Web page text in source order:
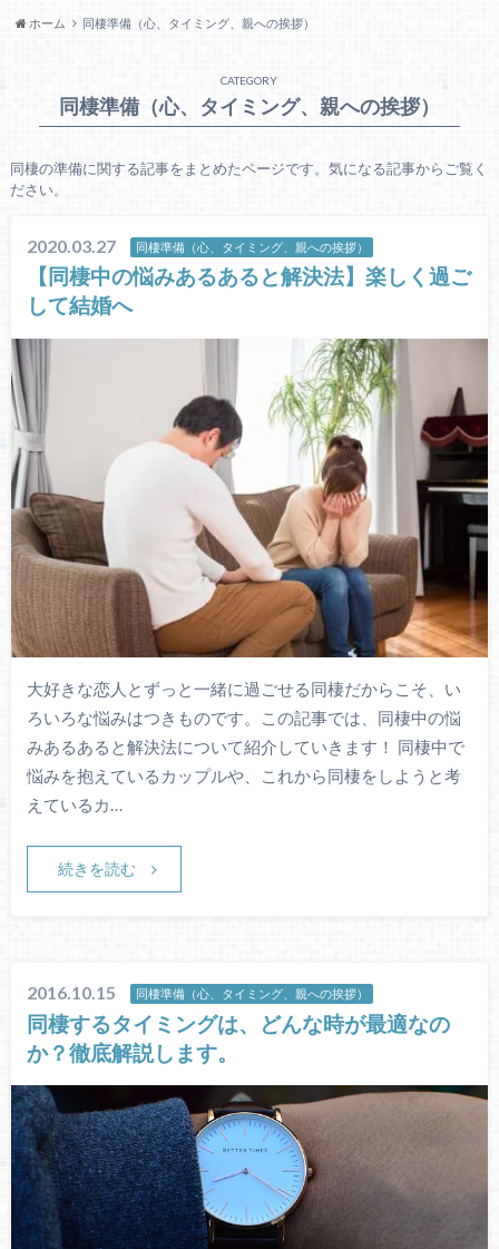
ホーム 同棲準備（心、タイミング、親への挨拶）
CATEGORY
同棲準備（心、タイミング、親への挨拶）
同棲の準備に関する記事をまとめたページです。気になる記事からご覧く
ださい。
2020.03.27 同棲準備（心、タイミング、親への挨拶）
【同棲中の悩みあるあると解決法】楽しく過ご
して結婚へ
大好きな恋人とずっと一緒に過ごせる同棲だからこそ、い
ろいろな悩みはつきものです。この記事では、同棲中の悩
みあるあると解決法について紹介していきます！ 同棲中で
悩みを抱えているカップルや、これから同棲をしようと考
えているカ…
続きを読む
2016.10.15 同棲準備（心、タイミング、親への挨拶）
同棲するタイミングは、どんな時が最適なの
か？徹底解説します。